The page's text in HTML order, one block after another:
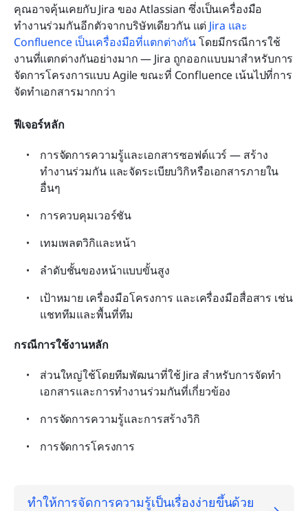
คุณอาจคุ้นเคยกับ Jira ของ Atlassian ซึ่งเป็นเครื่องมือ
ทำงานร่วมกันอีกตัวจากบริษัทเดียวกัน แต่ Jira และ
Confluence เป็นเครื่องมือที่แตกต่างกัน โดยมีกรณีการใช้
งานที่แตกต่างกันอย่างมาก — Jira ถูกออกแบบมาสำหรับการ
จัดการโครงการแบบ Agile ขณะที่ Confluence เน้นไปที่การ
จัดทำเอกสารมากกว่า
ฟีเจอร์หลัก
การจัดการความรู้และเอกสารซอฟต์แวร์ — สร้าง
ทำงานร่วมกัน และจัดระเบียบวิกิหรือเอกสารภายใน
อื่นๆ
การควบคุมเวอร์ชัน
เทมเพลตวิกิและหน้า
ลำดับชั้นของหน้าแบบขั้นสูง
เป้าหมาย เครื่องมือโครงการ และเครื่องมือสื่อสาร เช่น
แชททีมและพื้นที่ทีม
กรณีการใช้งานหลัก
ส่วนใหญ่ใช้โดยทีมพัฒนาที่ใช้ Jira สำหรับการจัดทำ
เอกสารและการทำงานร่วมกันที่เกี่ยวข้อง
การจัดการความรู้และการสร้างวิกิ
การจัดการโครงการ
ทำให้การจัดการความรู้เป็นเรื่องง่ายขึ้นด้วย